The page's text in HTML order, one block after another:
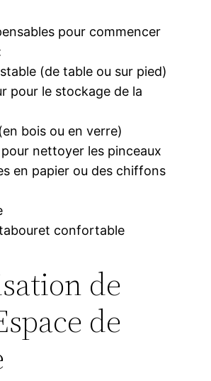
pour commencer
(de table ou sur pied)
pour le stockage de la
bois ou en verre)
nettoyer les pinceaux
en papier ou des chiffons
confortable
de
de